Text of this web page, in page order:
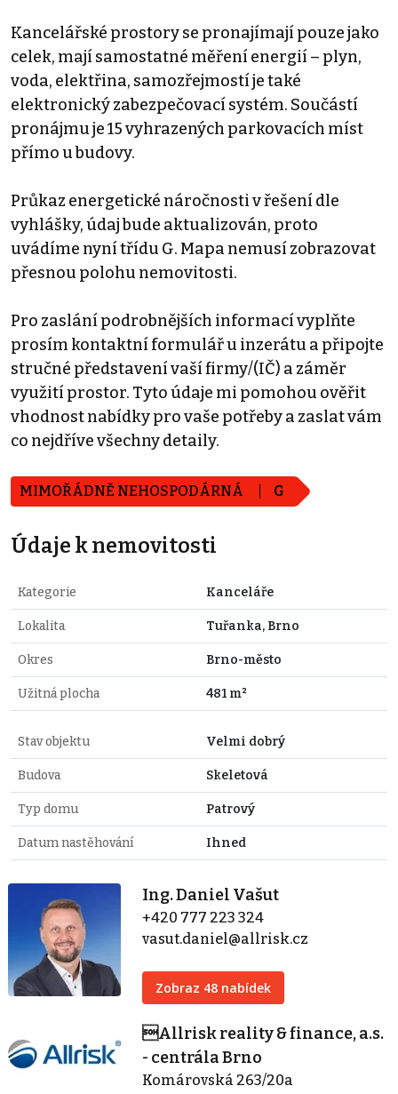
Kancelářské prostory se pronajímají pouze jako
celek, mají samostatné měření energií – plyn,
voda, elektřina, samozřejmostí je také
elektronický zabezpečovací systém. Součástí
pronájmu je 15 vyhrazených parkovacích míst
přímo u budovy.
Průkaz energetické náročnosti v řešení dle
vyhlášky, údaj bude aktualizován, proto
uvádíme nyní třídu G. Mapa nemusí zobrazovat
přesnou polohu nemovitosti.
Pro zaslání podrobnějších informací vyplňte
prosím kontaktní formulář u inzerátu a připojte
stručné představení vaší firmy/(IČ) a záměr
využití prostor. Tyto údaje mi pomohou ověřit
vhodnost nabídky pro vaše potřeby a zaslat vám
co nejdříve všechny detaily.
MIMOŘÁDNĚ NEHOSPODÁRNÁ G
Údaje k nemovitosti
Kategorie Kanceláře
Lokalita Tuřanka, Brno
Okres Brno-město
Užitná plocha 481 m²
Stav objektu Velmi dobrý
Budova Skeletová
Typ domu Patrový
Datum nastěhování Ihned
Ing. Daniel Vašut
+420 777 223 324
vasut.daniel@allrisk.cz
Zobraz 48 nabídek
Allrisk reality & finance, a.s.
- centrála Brno
Komárovská 263/20a